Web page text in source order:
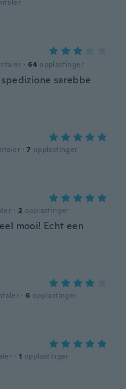
· 64 opplastinger
sarebbe
· 7 opplastinger
· 2 opplastinger
mooi! Echt een
· 6 opplastinger
· 1 opplastinger